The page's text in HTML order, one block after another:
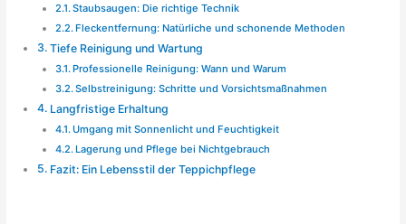
Staubsaugen: Die richtige Technik
Fleckentfernung: Natürliche und schonende Methoden
Tiefe Reinigung und Wartung
Professionelle Reinigung: Wann und Warum
Selbstreinigung: Schritte und Vorsichtsmaßnahmen
Langfristige Erhaltung
Umgang mit Sonnenlicht und Feuchtigkeit
Lagerung und Pflege bei Nichtgebrauch
Fazit: Ein Lebensstil der Teppichpflege